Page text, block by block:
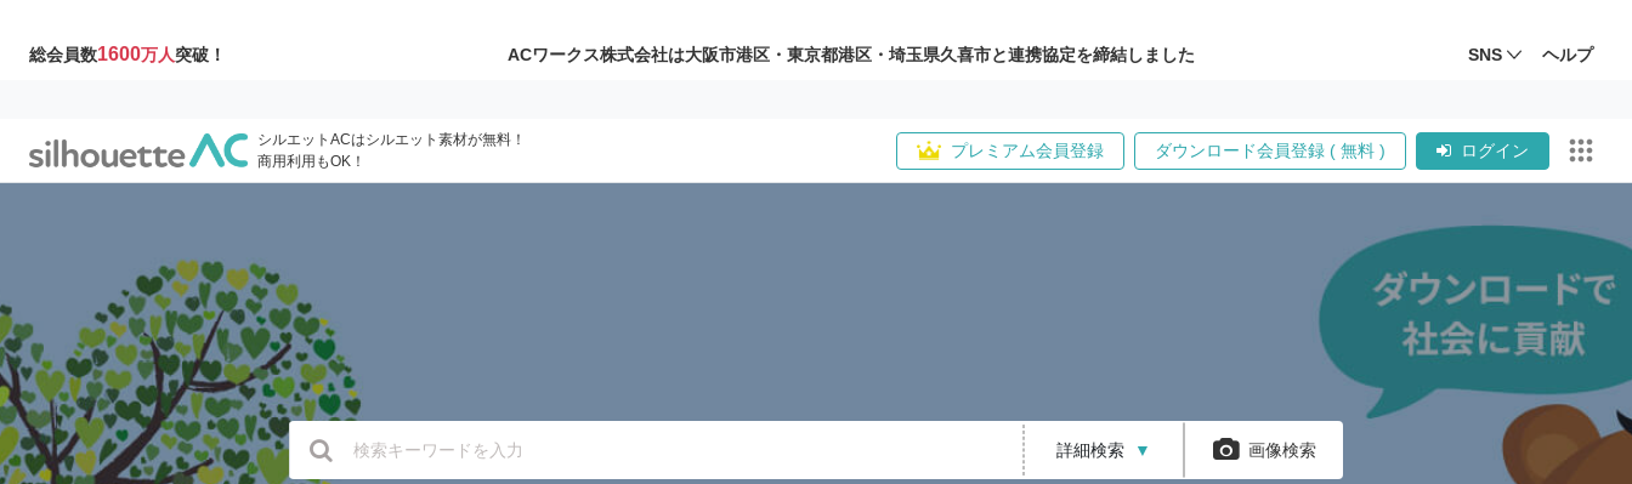
総会員数1600万人突破！ ACワークス株式会社は大阪市港区・東京都港区・埼玉県久喜市と連携協定を締結しました SNS ヘルプ
シルエットACはシルエット素材が無料！
商用利用もOK！
プレミアム会員登録 ダウンロード会員登録 ( 無料 ) ログイン
詳細検索 ▼ 画像検索